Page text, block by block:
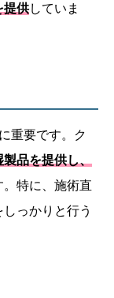
提供していま
重要です。ク
品を提供し、
。特に、施術直
っかりと行う